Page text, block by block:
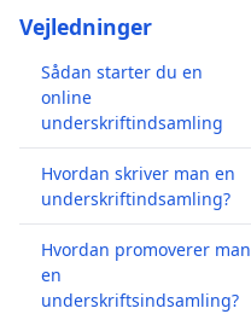
Vejledninger
Sådan starter du en
online
underskriftindsamling
Hvordan skriver man en
underskriftindsamling?
Hvordan promoverer man
en
underskriftsindsamling?